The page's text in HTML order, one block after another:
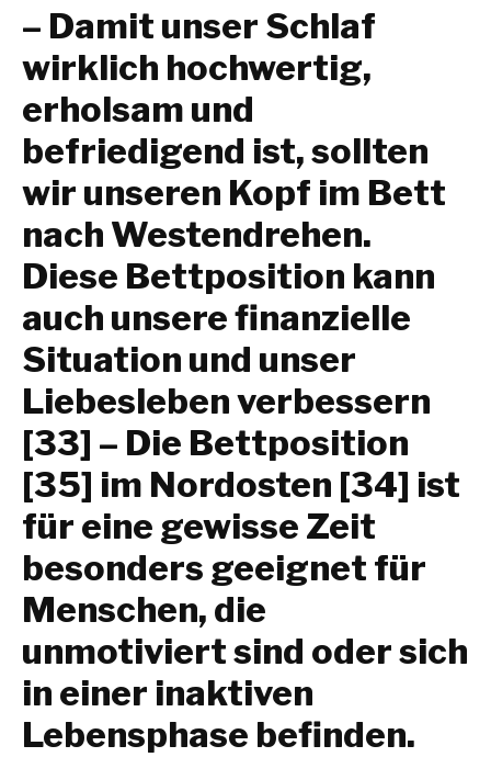
– Damit unser Schlaf
wirklich hochwertig,
erholsam und
befriedigend ist, sollten
wir unseren Kopf im Bett
nach Westendrehen.
Diese Bettposition kann
auch unsere finanzielle
Situation und unser
Liebesleben verbessern
[33] – Die Bettposition
[35] im Nordosten [34] ist
für eine gewisse Zeit
besonders geeignet für
Menschen, die
unmotiviert sind oder sich
in einer inaktiven
Lebensphase befinden.